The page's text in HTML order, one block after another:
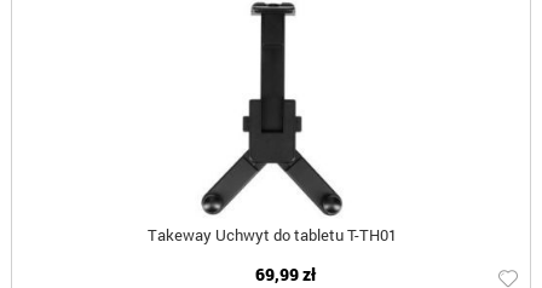
Takeway Uchwyt do tabletu T-TH01
69,99 zł